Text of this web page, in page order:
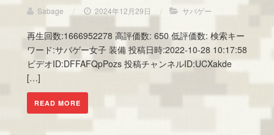
Sabage / 2024年12月29日 / サバゲー
再生回数:1666952278 高評価数: 650 低評価数: 検索キー
ワード:サバゲー女子 装備 投稿日時:2022-10-28 10:17:58
ビデオID:DFFAFQpPozs 投稿チャンネルID:UCXakde
[…]
READ MORE